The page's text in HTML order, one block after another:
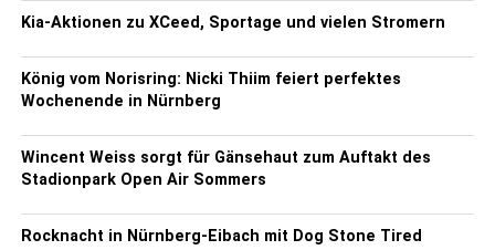
Kia-Aktionen zu XCeed, Sportage und vielen Stromern
König vom Norisring: Nicki Thiim feiert perfektes
Wochenende in Nürnberg
Wincent Weiss sorgt für Gänsehaut zum Auftakt des
Stadionpark Open Air Sommers
Rocknacht in Nürnberg-Eibach mit Dog Stone Tired